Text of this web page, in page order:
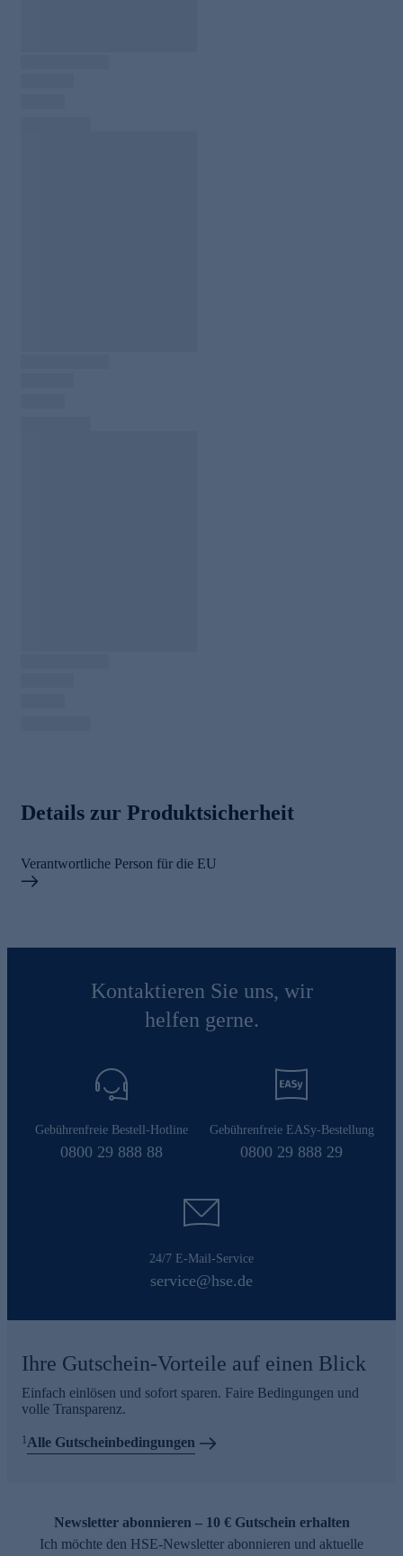
Details zur Produktsicherheit
Verantwortliche Person für die EU
Kontaktieren Sie uns, wir
helfen gerne.
Gebührenfreie Bestell-Hotline
0800 29 888 88
Gebührenfreie EASy-Bestellung
0800 29 888 29
24/7 E-Mail-Service
service@hse.de
Ihre Gutschein-Vorteile auf einen Blick
Einfach einlösen und sofort sparen. Faire Bedingungen und
volle Transparenz.
1 Alle Gutscheinbedingungen
Newsletter abonnieren – 10 € Gutschein erhalten
Ich möchte den HSE-Newsletter abonnieren und aktuelle